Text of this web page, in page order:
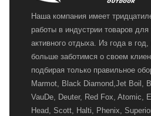
Наша компания имеет
работы в индустрии товаров для
активного отдыха. Из года в
больше заботимся о своем
подбирая только правильное
Marmot, Black Diamond,Jet Boil,
VauDe, Deuter, Red Fox, Atomic,
Head, Scott, Halti, Phenix,